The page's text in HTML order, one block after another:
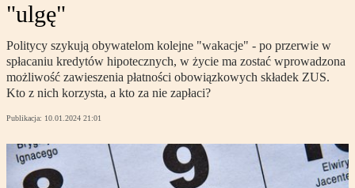
"ulgę"
Politycy szykują obywatelom kolejne "wakacje" - po przerwie w
spłacaniu kredytów hipotecznych, w życie ma zostać wprowadzona
możliwość zawieszenia płatności obowiązkowych składek ZUS.
Kto z nich korzysta, a kto za nie zapłaci?
Publikacja: 10.01.2024 21:01